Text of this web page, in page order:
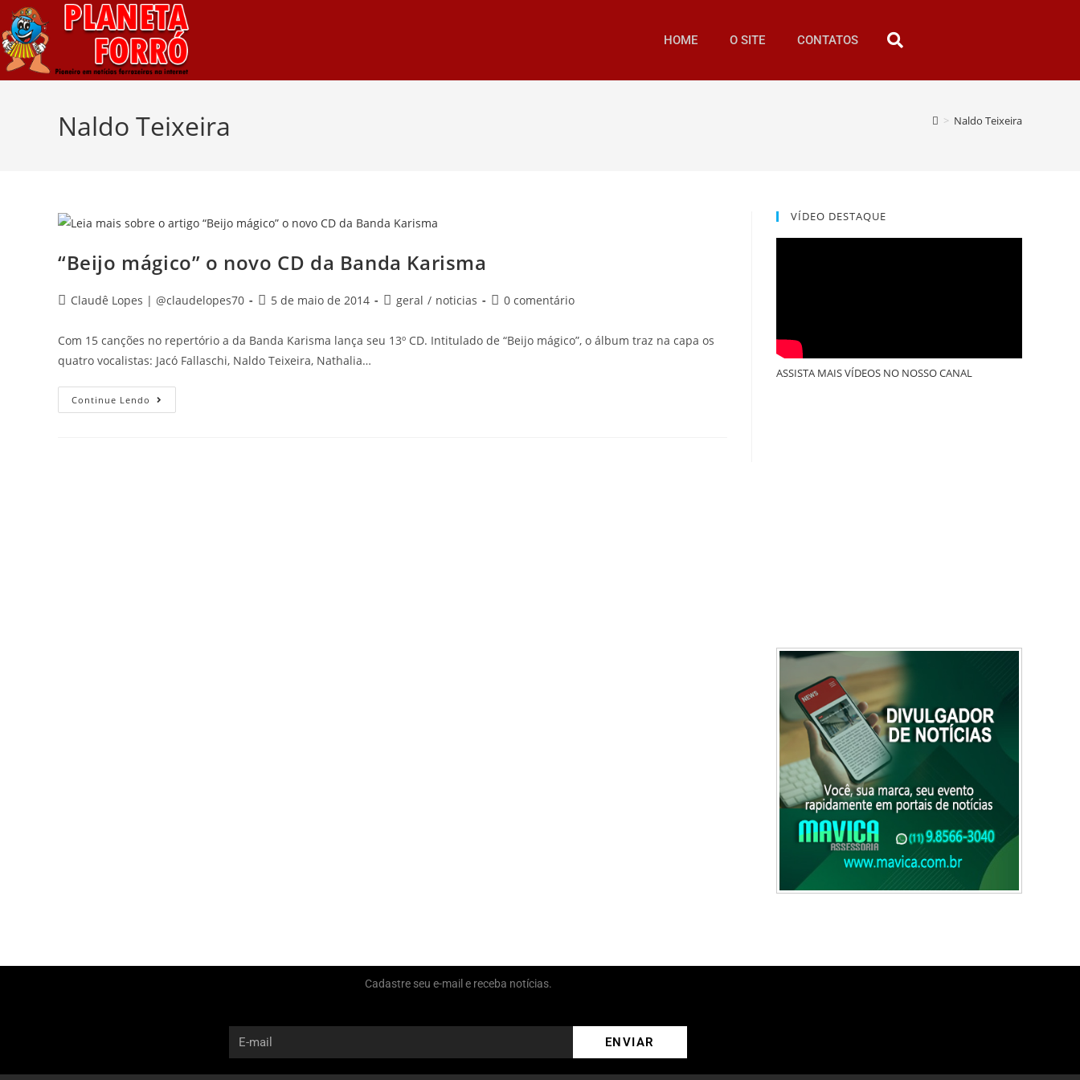
HOME O SITE CONTATOS
Naldo Teixeira > Naldo Teixeira
“Beijo mágico” o novo CD da Banda Karisma
Claudê Lopes | @claudelopes70 5 de maio de 2014 geral / noticias 0 comentário
Com 15 canções no repertório a da Banda Karisma lança seu 13º CD. Intitulado de “Beijo mágico”, o álbum traz na capa os
quatro vocalistas: Jacó Fallaschi, Naldo Teixeira, Nathalia…
Continue Lendo
VÍDEO DESTAQUE
ASSISTA MAIS VÍDEOS NO NOSSO CANAL
Cadastre seu e-mail e receba notícias.
ENVIAR